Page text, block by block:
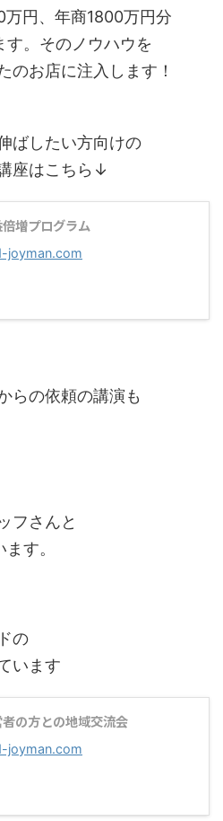
円、年商1800万円分
。そのノウハウを
お店に注入します！
ばしたい方向けの
座はこちら↓
増プログラム
joyman.com
らの依頼の講演も
フさんと
す。
の
います
の方との地域交流会
joyman.com